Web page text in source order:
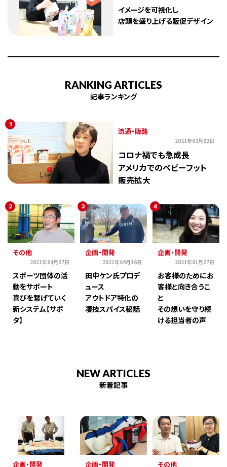
イメージを可視化し
店頭を盛り上げる販促デザイン
RANKING ARTICLES
記事ランキング
1
流通・販路
2021年02月02日
コロナ禍でも急成長
アメリカでのベビーフット
販売拡大
2
その他
2021年04月27日
スポーツ団体の活
動をサポート
喜びを繋げていく
新システム【サポ
タ】
3
企画・開発
2021年04月16日
田中ケン氏プロデ
ュース
アウトドア特化の
凄技スパイス秘話
4
企画・開発
2021年01月27日
お客様のためにお
客様と向き合うこ
と
その想いを守り続
ける担当者の声
NEW ARTICLES
新着記事
企画・開発 企画・開発 その他